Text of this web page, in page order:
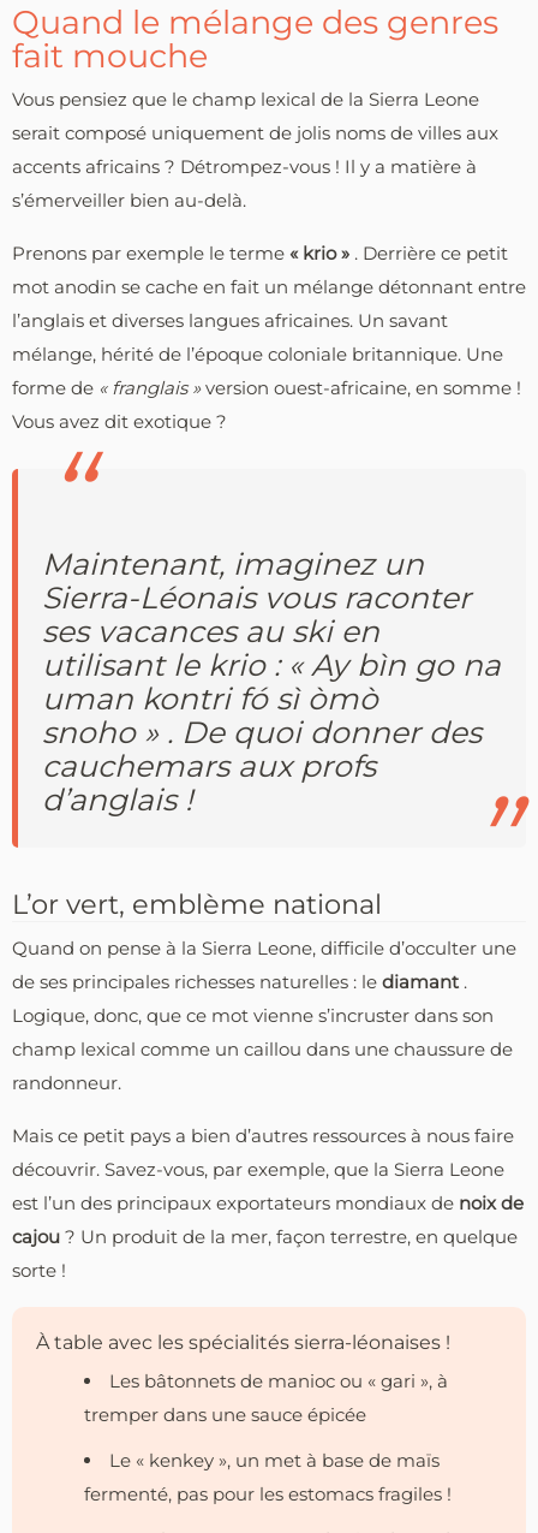
Quand le mélange des genres
fait mouche
Vous pensiez que le champ lexical de la Sierra Leone
serait composé uniquement de jolis noms de villes aux
accents africains ? Détrompez-vous ! Il y a matière à
s’émerveiller bien au-delà.
Prenons par exemple le terme « krio » . Derrière ce petit
mot anodin se cache en fait un mélange détonnant entre
l’anglais et diverses langues africaines. Un savant
mélange, hérité de l’époque coloniale britannique. Une
forme de « franglais »version ouest-africaine, en somme !
Vous avez dit exotique ?
Maintenant, imaginez un
Sierra-Léonais vous raconter
ses vacances au ski en
utilisant le krio : « Ay bìn go na
uman kontri fó sì òmò
snoho » . De quoi donner des
cauchemars aux profs
d’anglais !
L’or vert, emblème national
Quand on pense à la Sierra Leone, difficile d’occulter une
de ses principales richesses naturelles : le diamant .
Logique, donc, que ce mot vienne s’incruster dans son
champ lexical comme un caillou dans une chaussure de
randonneur.
Mais ce petit pays a bien d’autres ressources à nous faire
découvrir. Savez-vous, par exemple, que la Sierra Leone
est l’un des principaux exportateurs mondiaux de noix de
cajou ? Un produit de la mer, façon terrestre, en quelque
sorte !
À table avec les spécialités sierra-léonaises !
Les bâtonnets de manioc ou « gari », à
tremper dans une sauce épicée
Le « kenkey », un met à base de maïs
fermenté, pas pour les estomacs fragiles !